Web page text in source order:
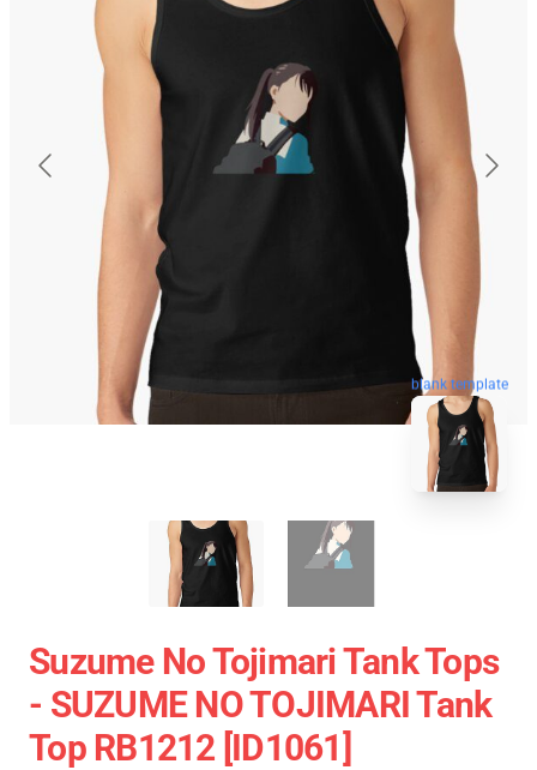
blank template
Suzume No Tojimari Tank Tops
- SUZUME NO TOJIMARI Tank
Top RB1212 [ID1061]